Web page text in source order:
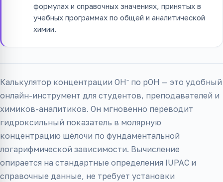
формулах и справочных значениях, принятых в
учебных программах по общей и аналитической
химии.
Калькулятор концентрации OH⁻ по pOH — это удобный
онлайн-инструмент для студентов, преподавателей и
химиков-аналитиков. Он мгновенно переводит
гидроксильный показатель в молярную
концентрацию щёлочи по фундаментальной
логарифмической зависимости. Вычисление
опирается на стандартные определения IUPAC и
справочные данные, не требует установки